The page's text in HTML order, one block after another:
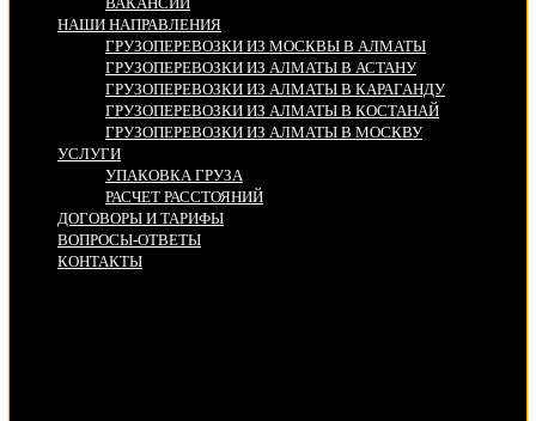
НАШИ НАПРАВЛЕНИЯ
ГРУЗОПЕРЕВОЗКИ ИЗ МОСКВЫ В АЛМАТЫ
ГРУЗОПЕРЕВОЗКИ ИЗ АЛМАТЫ В АСТАНУ
ГРУЗОПЕРЕВОЗКИ ИЗ АЛМАТЫ В КАРАГАНДУ
ГРУЗОПЕРЕВОЗКИ ИЗ АЛМАТЫ В КОСТАНАЙ
ГРУЗОПЕРЕВОЗКИ ИЗ АЛМАТЫ В МОСКВУ
УСЛУГИ
УПАКОВКА ГРУЗА
РАСЧЕТ РАССТОЯНИЙ
ДОГОВОРЫ И ТАРИФЫ
ВОПРОСЫ-ОТВЕТЫ
КОНТАКТЫ